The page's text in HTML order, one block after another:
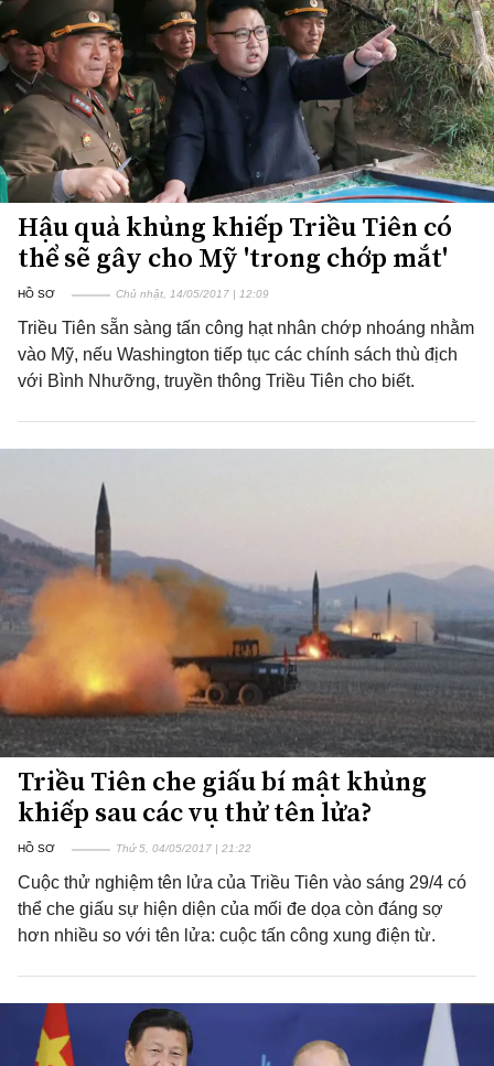
Hậu quả khủng khiếp Triều Tiên có
thể sẽ gây cho Mỹ 'trong chớp mắt'
HỒ SƠ Chủ nhật, 14/05/2017 | 12:09
Triều Tiên sẵn sàng tấn công hạt nhân chớp nhoáng nhằm
vào Mỹ, nếu Washington tiếp tục các chính sách thù địch
với Bình Nhưỡng, truyền thông Triều Tiên cho biết.
Triều Tiên che giấu bí mật khủng
khiếp sau các vụ thử tên lửa?
HỒ SƠ Thứ 5, 04/05/2017 | 21:22
Cuộc thử nghiệm tên lửa của Triều Tiên vào sáng 29/4 có
thể che giấu sự hiện diện của mối đe dọa còn đáng sợ
hơn nhiều so với tên lửa: cuộc tấn công xung điện từ.